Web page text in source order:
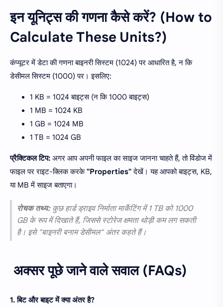
इन यूनिट्स की गणना कैसे करें? (How to
Calculate These Units?)
कंप्यूटर में डेटा की गणना बाइनरी सिस्टम (1024) पर आधारित है, न कि
डेसीमल सिस्टम (1000) पर। इसलिए:
1 KB = 1024 बाइट्स (न कि 1000 बाइट्स)
1 MB = 1024 KB
1 GB = 1024 MB
1 TB = 1024 GB
प्रैक्टिकल टिप: अगर आप अपनी फाइल का साइज जानना चाहते हैं, तो विंडोज में
फाइल पर राइट-क्लिक करके"Properties"देखें। यह आपको बाइट्स, KB,
या MB में साइज बताएगा।
रोचक तथ्य:कुछ हार्ड ड्राइव निर्माता मार्केटिंग में 1 TB को 1000
GB के रूप में दिखाते हैं, जिससे स्टोरेज क्षमता थोड़ी कम लग सकती
है। इसे "बाइनरी बनाम डेसीमल" अंतर कहते हैं।
अक्सर पूछे जाने वाले सवाल (FAQs)
1. बिट और बाइट में क्या अंतर है?